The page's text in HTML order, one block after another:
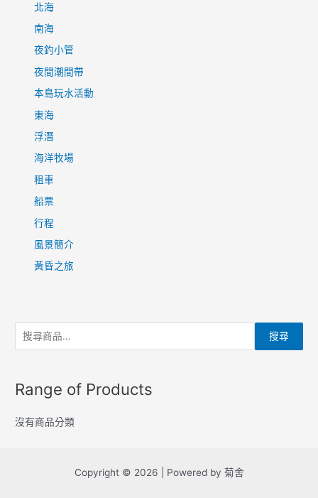
北海
南海
夜釣小管
夜間潮間帶
本島玩水活動
東海
浮潛
海洋牧場
租車
船票
行程
風景簡介
黃昏之旅
搜
尋
鍵
:
搜尋
Range of Products
沒有商品分類
Copyright © 2026 | Powered by 菊舍